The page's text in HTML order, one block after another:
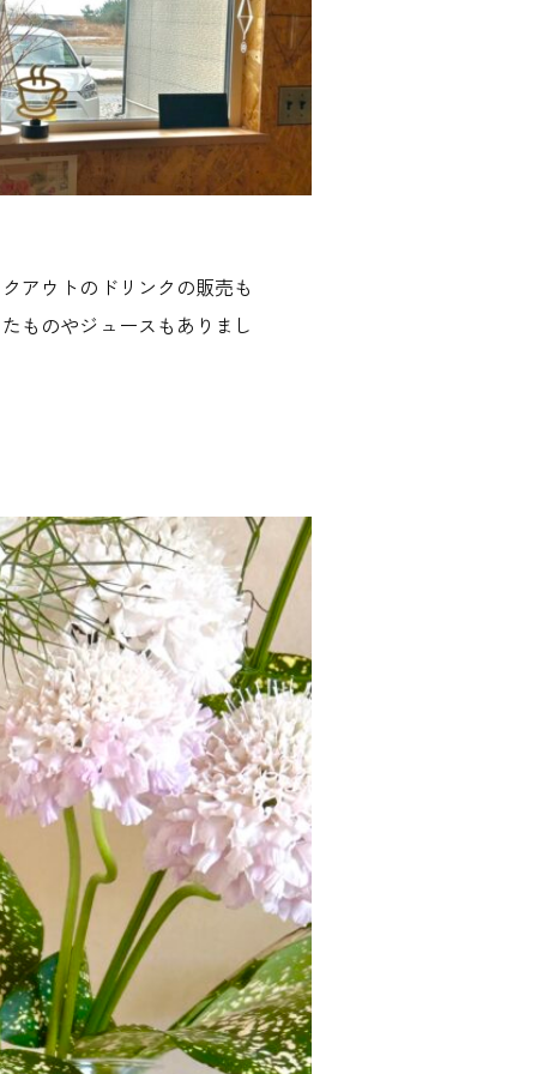
アウトのドリンクの販売も
ものやジュースもありまし